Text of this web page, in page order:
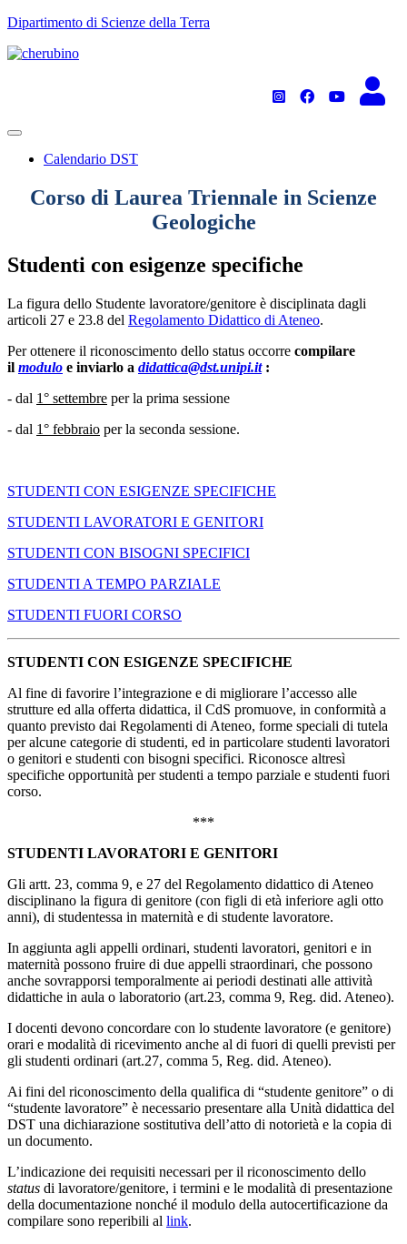
TPL_UNIPI_SKIP_TO_CONTENT
Dipartimento di Scienze della Terra
Calendario DST
Corso di Laurea Triennale in Scienze
Geologiche
Studenti con esigenze specifiche
La figura dello Studente lavoratore/genitore è disciplinata dagli
articoli 27 e 23.8 del Regolamento Didattico di Ateneo.
Per ottenere il riconoscimento dello status occorre compilare
il modulo e inviarlo a didattica@dst.unipi.it:
- dal 1° settembre per la prima sessione
- dal 1° febbraio per la seconda sessione.
STUDENTI CON ESIGENZE SPECIFICHE
STUDENTI LAVORATORI E GENITORI
STUDENTI CON BISOGNI SPECIFICI
STUDENTI A TEMPO PARZIALE
STUDENTI FUORI CORSO
STUDENTI CON ESIGENZE SPECIFICHE
Al fine di favorire l’integrazione e di migliorare l’accesso alle
strutture ed alla offerta didattica, il CdS promuove, in conformità a
quanto previsto dai Regolamenti di Ateneo, forme speciali di tutela
per alcune categorie di studenti, ed in particolare studenti lavoratori
o genitori e studenti con bisogni specifici. Riconosce altresì
specifiche opportunità per studenti a tempo parziale e studenti fuori
corso.
***
STUDENTI LAVORATORI E GENITORI
Gli artt. 23, comma 9, e 27 del Regolamento didattico di Ateneo
disciplinano la figura di genitore (con figli di età inferiore agli otto
anni), di studentessa in maternità e di studente lavoratore.
In aggiunta agli appelli ordinari, studenti lavoratori, genitori e in
maternità possono fruire di due appelli straordinari, che possono
anche sovrapporsi temporalmente ai periodi destinati alle attività
didattiche in aula o laboratorio (art.23, comma 9, Reg. did. Ateneo).
I docenti devono concordare con lo studente lavoratore (e genitore)
orari e modalità di ricevimento anche al di fuori di quelli previsti per
gli studenti ordinari (art.27, comma 5, Reg. did. Ateneo).
Ai fini del riconoscimento della qualifica di “studente genitore” o di
“studente lavoratore” è necessario presentare alla Unità didattica del
DST una dichiarazione sostitutiva dell’atto di notorietà e la copia di
un documento.
L’indicazione dei requisiti necessari per il riconoscimento dello
status di lavoratore/genitore, i termini e le modalità di presentazione
della documentazione nonché il modulo della autocertificazione da
compilare sono reperibili al link.